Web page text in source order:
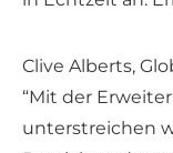
Clive Alberts,
“Mit der
unterstreichen